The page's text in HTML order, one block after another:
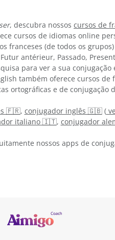
, descubra nossos cursos de
cursos de idiomas online
franceses (de todos os
antérieur, Passado,
para ver a sua
também oferece cursos de
ortográficas e de conjugação
🇫🇷, conjugador inglês 🇬🇧(
italiano 🇮🇹, conjugador
nossos apps de